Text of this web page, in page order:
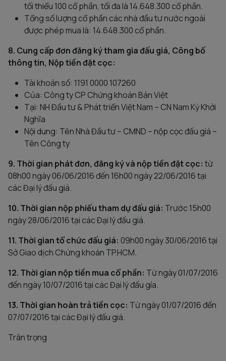
tối thiểu 100 cổ phần, tối đa là 14.648.300 cổ phần.
Tổng số lượng cổ phần các nhà đầu tư nước ngoài
được phép mua là: 14.648.300 cổ phần.
8. Cung cấp đơn đăng ký tham gia đấu giá, Công bố
thông tin, Nộp tiền đặt cọc:
Tài khoản số: 1191 0000 107260
Của: Công ty CP Chứng khoán Bản Việt
Tại: NH Đầu tư & Phát triển Việt Nam – CN Nam Kỳ Khởi
Nghĩa
Nội dung: Tên Nhà Đầu tư – CMND – nộp cọc đấu giá –
Tên Công ty
9. Thời gian phát đơn, đăng ký và nộp tiền đặt cọc: từ
08h00 ngày 06/06/2016 đến 16h00 ngày 22/06/2016 tại
các Đại lý đấu giá.
10. Thời gian nộp phiếu tham dự đấu giá: Trước 15h00
ngày 28/06/2016 tại các Đại lý đấu giá.
11. Thời gian tổ chức đấu giá: 09h00 ngày 30/06/2016 tại
Sở Giao dịch Chứng khoán TP.HCM.
12. Thời gian nộp tiền mua cổ phần: Từ ngày 01/07/2016
đến ngày 10/07/2016 tại các Đại lý đấu gía.
13. Thời gian hoàn trả tiền cọc: Từ ngày 01/07/2016 đến
07/07/2016 tại các Đại lý đấu giá.
Trân trọng